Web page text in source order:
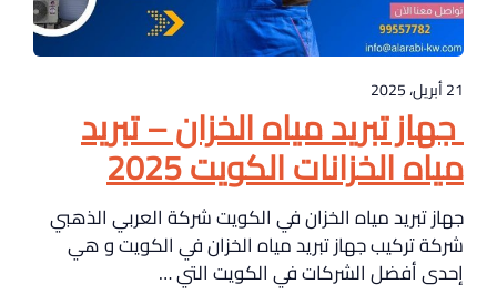
21 أبريل، 2025
جهاز تبريد مياه الخزان – تبريد
مياه الخزانات الكويت 2025
جهاز تبريد مياه الخزان في الكويت شركة العربي الذهبي
شركة تركيب جهاز تبريد مياه الخزان في الكويت و هي
إحدى أفضل الشركات في الكويت التي …